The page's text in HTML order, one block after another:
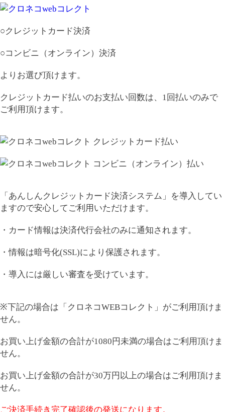
○クレジットカード決済
○コンビニ（オンライン）決済
よりお選び頂けます。
クレジットカード払いのお支払い回数は、1回払いのみで
ご利用頂けます。
「あんしんクレジットカード決済システム」を導入してい
ますので安心してご利用いただけます。
・カード情報は決済代行会社のみに通知されます。
・情報は暗号化(SSL)により保護されます。
・導入には厳しい審査を受けています。
※下記の場合は「クロネコWEBコレクト」がご利用頂けま
せん。
お買い上げ金額の合計が1080円未満の場合はご利用頂けま
せん。
お買い上げ金額の合計が30万円以上の場合はご利用頂けま
せん。
ご決済手続き完了確認後の発送になります。